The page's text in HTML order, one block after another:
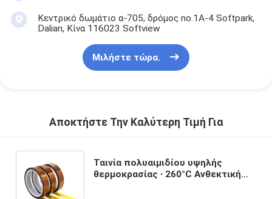
Κεντρικό δωμάτιο α-705, δρόμος no.1A-4 Softpark,
Dalian, Κίνα 116023 Softview
Μιλήστε τώρα.
Αποκτήστε Την Καλύτερη Τιμή Για
Ταινία πολυαιμιδίου υψηλής
θερμοκρασίας ∙ 260°C Ανθεκτική